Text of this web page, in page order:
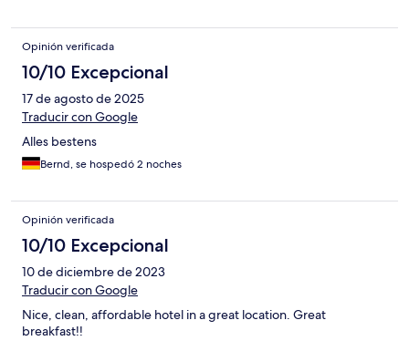
Opinión verificada
10/10 Excepcional
17 de agosto de 2025
Traducir con Google
Alles bestens
Bernd, se hospedó 2 noches
Opinión verificada
10/10 Excepcional
10 de diciembre de 2023
Traducir con Google
Nice, clean, affordable hotel in a great location. Great
breakfast!!